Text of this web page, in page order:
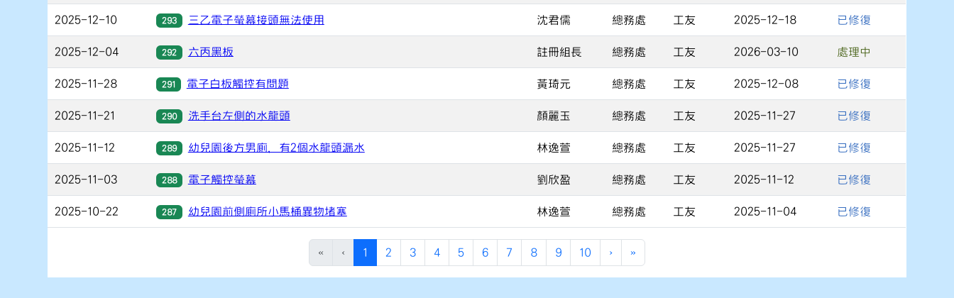
2025-12-10 293 三乙電子螢幕接頭無法使用 沈君儒 總務處 工友 2025-12-18 已修復
2025-12-04 292 六丙黑板 註冊組長 總務處 工友 2026-03-10 處理中
2025-11-28 291 電子白板觸控有問題 黃琦元 總務處 工友 2025-12-08 已修復
2025-11-21 290 洗手台左側的水龍頭 顏麗玉 總務處 工友 2025-11-27 已修復
2025-11-12 289 幼兒園後方男廁，有2個水龍頭漏水 林逸萱 總務處 工友 2025-11-27 已修復
2025-11-03 288 電子觸控螢幕 劉欣盈 總務處 工友 2025-11-12 已修復
2025-10-22 287 幼兒園前側廁所小馬桶異物堵塞 林逸萱 總務處 工友 2025-11-04 已修復
« ‹ 1 (current)
2 3 4 5 6 7 8 9 10 › »